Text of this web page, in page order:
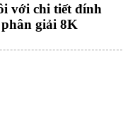
với chi tiết đính
giải 8K